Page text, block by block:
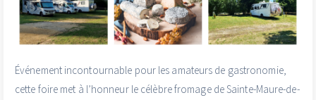
Événement incontournable pour les amateurs de gastronomie,
cette foire met à l’honneur le célèbre fromage de Sainte-Maure-de-